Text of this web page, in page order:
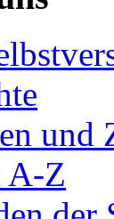
und
A-Z